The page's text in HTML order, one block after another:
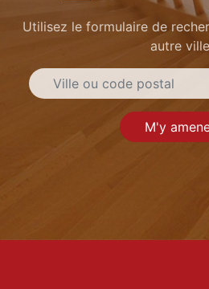
Utilisez le formulaire de
autre ville
M'y